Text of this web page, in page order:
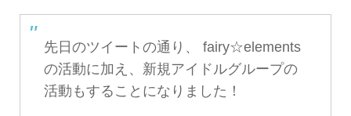
先日のツイートの通り、 fairy☆elements
の活動に加え、新規アイドルグループの
活動もすることになりました！